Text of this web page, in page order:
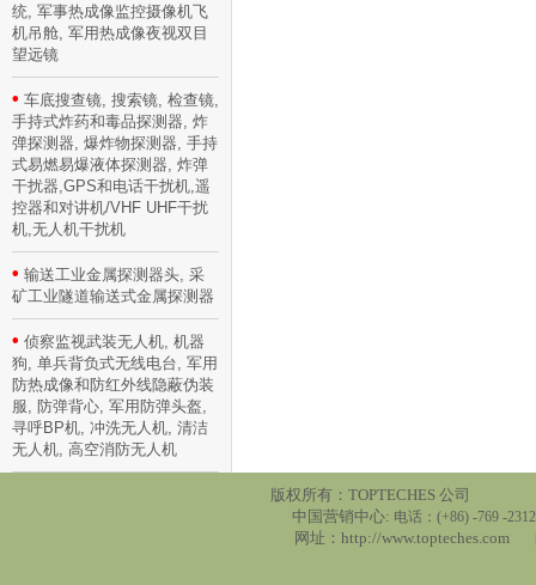
统, 军事热成像监控摄像机飞
机吊舱, 军用热成像夜视双目
望远镜
• 车底搜查镜, 搜索镜, 检查镜,
手持式炸药和毒品探测器, 炸
弹探测器, 爆炸物探测器, 手持
式易燃易爆液体探测器, 炸弹
干扰器,GPS和电话干扰机,遥
控器和对讲机/VHF UHF干扰
机,无人机干扰机
• 输送工业金属探测器头, 采
矿工业隧道输送式金属探测器
• 侦察监视武装无人机, 机器
狗, 单兵背负式无线电台, 军用
防热成像和防红外线隐蔽伪装
服, 防弹背心, 军用防弹头盔,
寻呼BP机, 冲洗无人机, 清洁
无人机, 高空消防无人机
版权所有：TOPTECHES 公
中国营销中心: 电话：(+86) -769 -
网址： http://www.topteches.com